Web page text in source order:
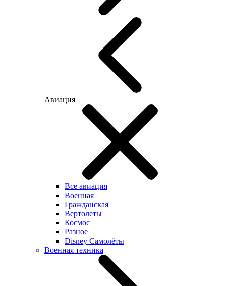
Авиация
Все авиация
Военная
Гражданская
Вертолеты
Космос
Разное
Disney Самолёты
Военная техника